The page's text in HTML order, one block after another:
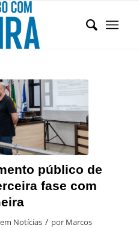
público de
fase com
em Notícias / por Marcos